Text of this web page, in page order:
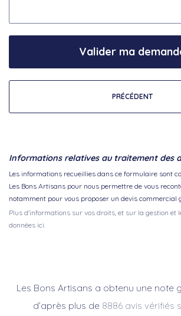
PRÉCÉDENT
Valider ma
Informations relatives au traitement des
Les informations recueillies dans ce formulaire sont
Les Bons Artisans pour nous permettre de vous
notamment pour vous proposer un devis commercial
Plus d'informations sur vos droits, et sur la gestion et
données ici.
Les Bons Artisans a obtenu une note
d’après plus de 8886 avis vérifiés